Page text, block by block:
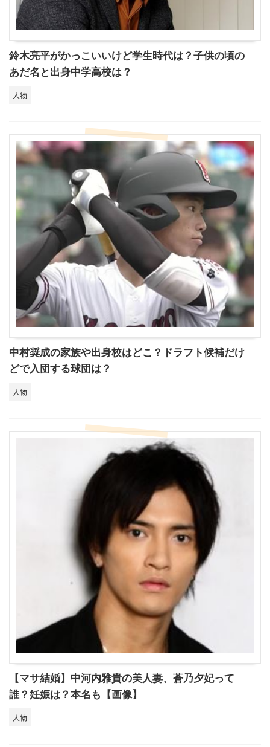
鈴木亮平がかっこいいけど学生時代は？子供の頃の
あだ名と出身中学高校は？
人物
中村奨成の家族や出身校はどこ？ドラフト候補だけ
どで入団する球団は？
人物
【マサ結婚】中河内雅貴の美人妻、蒼乃夕妃って
誰？妊娠は？本名も【画像】
人物